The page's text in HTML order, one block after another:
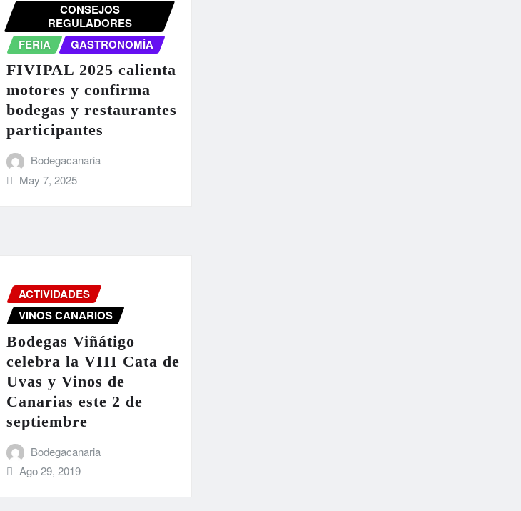
CONSEJOS
REGULADORES
FERIA
GASTRONOMÍA
FIVIPAL 2025 calienta
motores y confirma
bodegas y restaurantes
participantes
Bodegacanaria
May 7, 2025
ACTIVIDADES
VINOS CANARIOS
Bodegas Viñátigo
celebra la VIII Cata de
Uvas y Vinos de
Canarias este 2 de
septiembre
Bodegacanaria
Ago 29, 2019